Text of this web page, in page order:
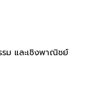
รม และเชิงพาณิชย์